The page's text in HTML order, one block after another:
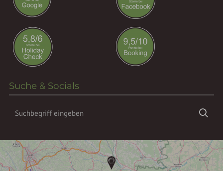
Suche & Socials
Suchbegriff